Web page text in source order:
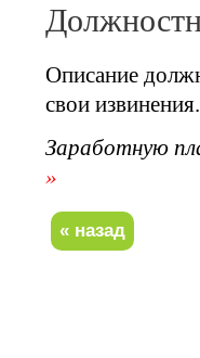
Описание
свои извинения.
Заработную
»